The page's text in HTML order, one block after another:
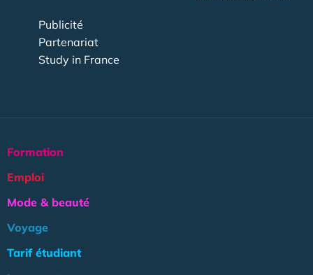
Publicité
Partenariat
Study in France
Formation
Emploi
Mode & beauté
Voyage
Tarif étudiant